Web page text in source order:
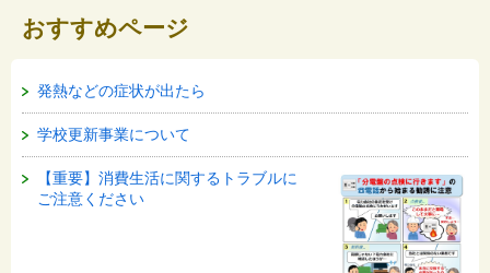
おすすめページ
発熱などの症状が出たら
学校更新事業について
【重要】消費生活に関するトラブルに
ご注意ください